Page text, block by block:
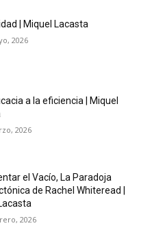
| Miquel Lacasta
2026
a la eficiencia | Miquel
2026
el Vacío, La Paradoja
de Rachel Whiteread |
2026